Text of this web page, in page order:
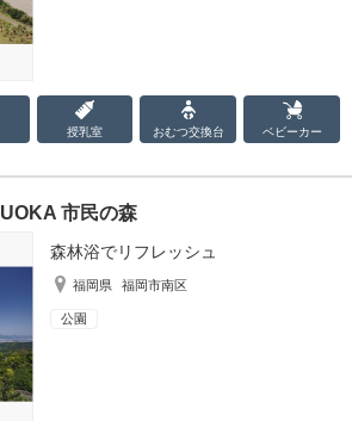
授乳室 おむつ交換台 ベビーカー
市民の森
森林浴でリフレッシュ
福岡県 福岡市南区
公園